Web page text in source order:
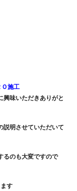
施工
味いただきありがと
説明させていただいて
のも大変ですので
す